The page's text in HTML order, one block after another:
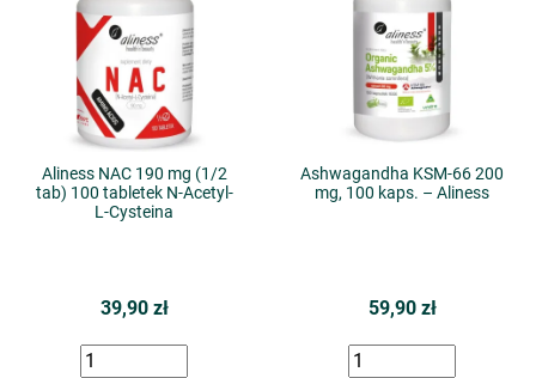
Aliness NAC 190 mg (1/2
tab) 100 tabletek N-Acetyl-
L-Cysteina
39,90 zł
Ashwagandha KSM-66 200
mg, 100 kaps. – Aliness
59,90 zł